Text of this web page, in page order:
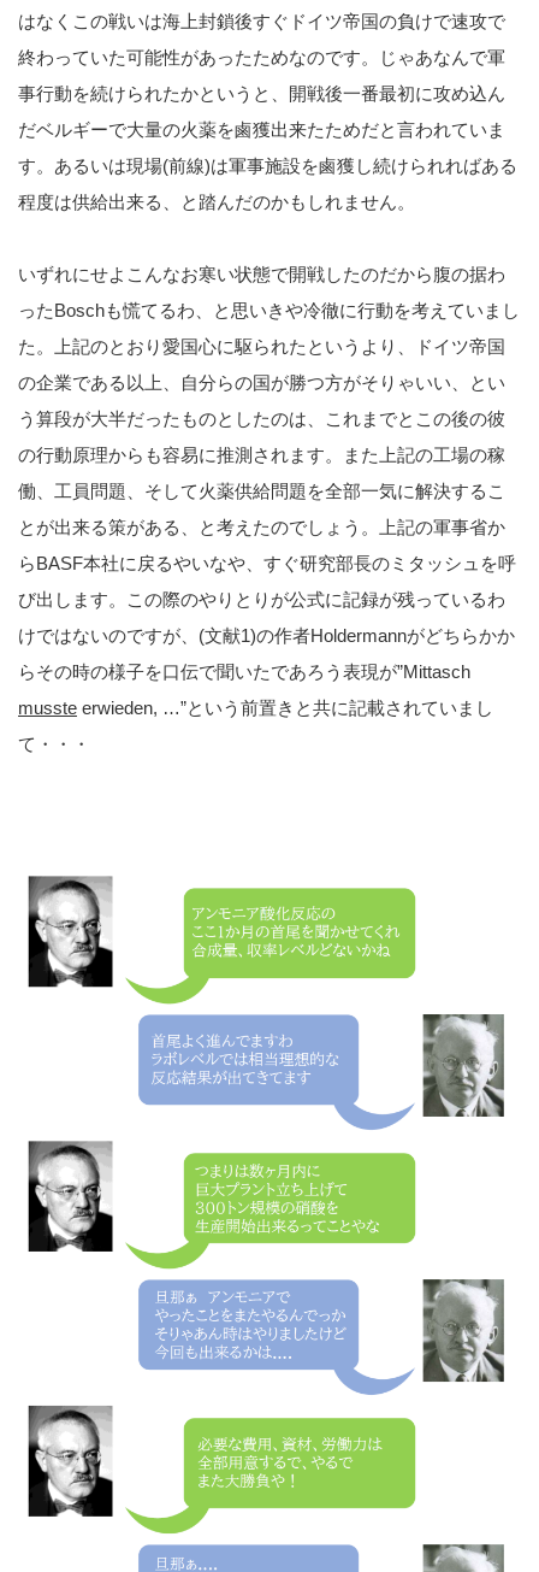
はなくこの戦いは海上封鎖後すぐドイツ帝国の負けで速攻で
終わっていた可能性があったためなのです。じゃあなんで軍
事行動を続けられたかというと、開戦後一番最初に攻め込ん
だベルギーで大量の火薬を鹵獲出来たためだと言われていま
す。あるいは現場(前線)は軍事施設を鹵獲し続けられればある
程度は供給出来る、と踏んだのかもしれません。
いずれにせよこんなお寒い状態で開戦したのだから腹の据わ
ったBoschも慌てるわ、と思いきや冷徹に行動を考えていまし
た。上記のとおり愛国心に駆られたというより、ドイツ帝国
の企業である以上、自分らの国が勝つ方がそりゃいい、とい
う算段が大半だったものとしたのは、これまでとこの後の彼
の行動原理からも容易に推測されます。また上記の工場の稼
働、工員問題、そして火薬供給問題を全部一気に解決するこ
とが出来る策がある、と考えたのでしょう。上記の軍事省か
らBASF本社に戻るやいなや、すぐ研究部長のミタッシュを呼
び出します。この際のやりとりが公式に記録が残っているわ
けではないのですが、(文献1)の作者Holdermannがどちらかか
らその時の様子を口伝で聞いたであろう表現が”Mittasch
musste erwieden, …”という前置きと共に記載されていまし
て・・・